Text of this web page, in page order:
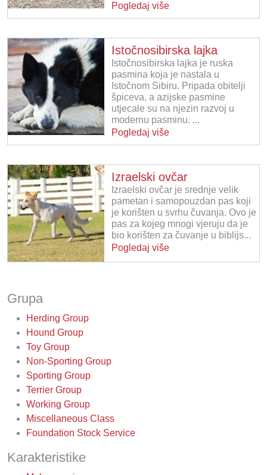
Pogledaj više
Istočnosibirska lajka
Istočnosibirska lajka je ruska
pasmina koja je nastala u
Istočnom Sibiru. Pripada obitelji
špiceva, a azijske pasmine
utjecale su na njezin razvoj u
modernu pasminu. ...
Pogledaj više
Izraelski ovčar
Izraelski ovčar je srednje velik
pametan i samopouzdan pas koji
je korišten u svrhu čuvanja. Ovo je
pas za kojeg mnogi vjeruju da je
bio korišten za čuvanje u biblijs...
Pogledaj više
Grupa
Herding Group
Hound Group
Toy Group
Non-Sporting Group
Sporting Group
Terrier Group
Working Group
Miscellaneous Class
Foundation Stock Service
Karakteristike